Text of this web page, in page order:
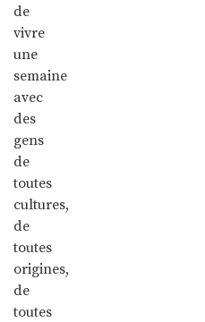
de
vivre
une
semaine
avec
des
gens
de
toutes
cultures,
de
toutes
origines,
de
toutes